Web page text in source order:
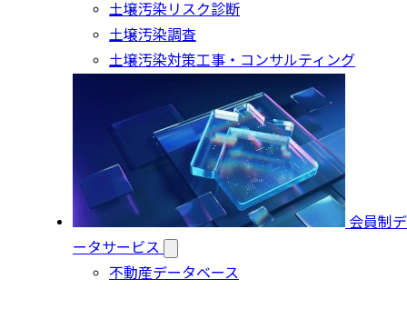
土壌汚染リスク診断
土壌汚染調査
土壌汚染対策工事・コンサルティング
会員制デ
ータサービス
不動産データベース